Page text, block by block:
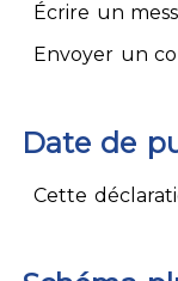
Écrire un
Envoyer un
Date de
Cette